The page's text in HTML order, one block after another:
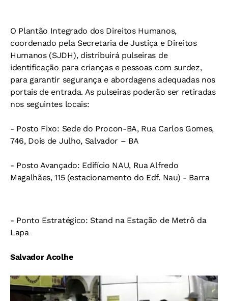
O Plantão Integrado dos Direitos Humanos,
coordenado pela Secretaria de Justiça e Direitos
Humanos (SJDH), distribuirá pulseiras de
identificação para crianças e pessoas com surdez,
para garantir segurança e abordagens adequadas nos
portais de entrada. As pulseiras poderão ser retiradas
nos seguintes locais:
- Posto Fixo: Sede do Procon-BA, Rua Carlos Gomes,
746, Dois de Julho, Salvador – BA
- Posto Avançado: Edifício NAU, Rua Alfredo
Magalhães, 115 (estacionamento do Edf. Nau) - Barra
- Ponto Estratégico: Stand na Estação de Metrô da
Lapa
Salvador Acolhe